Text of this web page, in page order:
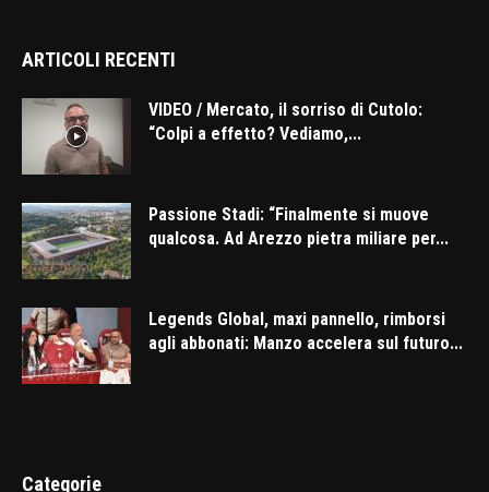
ARTICOLI RECENTI
VIDEO / Mercato, il sorriso di Cutolo:
“Colpi a effetto? Vediamo,...
Passione Stadi: “Finalmente si muove
qualcosa. Ad Arezzo pietra miliare per...
Legends Global, maxi pannello, rimborsi
agli abbonati: Manzo accelera sul futuro...
Categorie